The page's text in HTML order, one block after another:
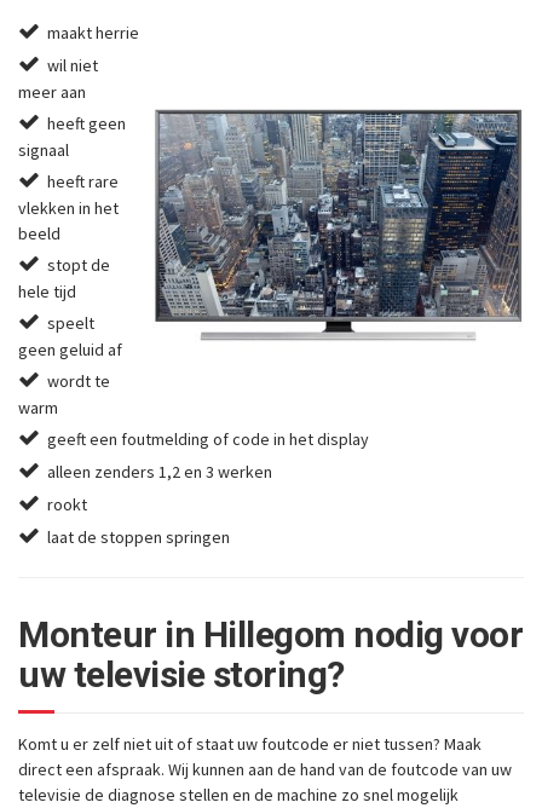
maakt herrie
wil niet
meer aan
heeft geen
signaal
heeft rare
vlekken in het
beeld
stopt de
hele tijd
speelt
geen geluid af
wordt te
warm
geeft een foutmelding of code in het display
alleen zenders 1,2 en 3 werken
rookt
laat de stoppen springen
Monteur in Hillegom nodig voor
uw televisie storing?
Komt u er zelf niet uit of staat uw foutcode er niet tussen? Maak
direct een afspraak. Wij kunnen aan de hand van de foutcode van uw
televisie de diagnose stellen en de machine zo snel mogelijk